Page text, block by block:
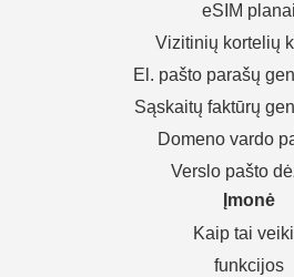
eSIM planai
Vizitinių kortelių
El. pašto parašų
Sąskaitų faktūrų
Domeno vardo
Verslo pašto
Įmonė
Kaip tai
funkcijos